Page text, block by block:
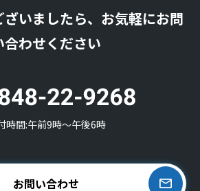
いましたら、お気軽にお問
合わせください
時間:午前9時〜午後6時
お問い合わせ